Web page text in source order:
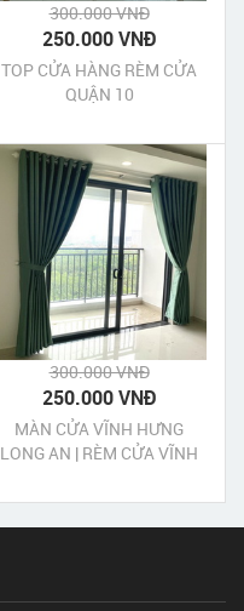
300.000 VNĐ
250.000 VNĐ
TOP CỬA HÀNG RÈM CỬA
QUẬN 10
300.000 VNĐ
250.000 VNĐ
MÀN CỬA VĨNH HƯNG
LONG AN | RÈM CỬA VĨNH